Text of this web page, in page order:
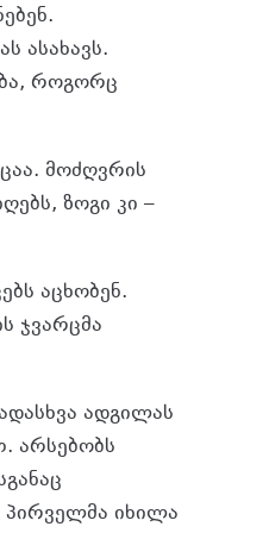
ასახავს.
როგორც
მოძღვრის
ზოგი კი –
აცხობენ.
ჯვარცმა
ადგილას
არსებობს
პირველმა იხილა